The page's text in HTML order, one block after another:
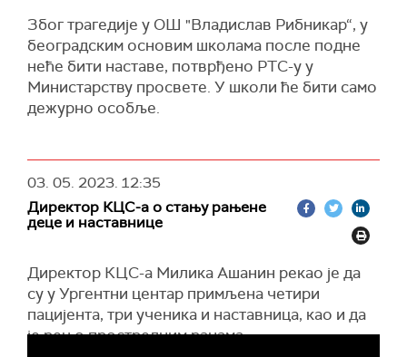
"Позивам цело друштво, од родитеља преко
просветних радника до представника
законодавне и извршне власти, али и децу, да
много више пажње посветимо превенцији,
едукацији, али и садржајима која наша деца
свакодневно упијају са друштвених мрежа и
изразио најдубље саучешће родитељима и
свима који су јутрос изгубили вољену особу, у
нади да ће данашњи случај остати први и
издигне изнад изазова које доноси данашње
време у целом свету.
Због трагедије у ОШ "Владислав Рибникар“, у
београдским основим школама после подне
неће бити наставе, потврђено РТС-у у
Министарству просвете. У школи ће бити само
дежурно особље.
03. 05. 2023. 12:35
Директор КЦС-а о стању рањене
деце и наставнице
Директор КЦС-а Милика Ашанин рекао је да
су у Ургентни центар примљена четири
пацијента, три ученика и наставница, као и да
је реч о прострелним ранама.